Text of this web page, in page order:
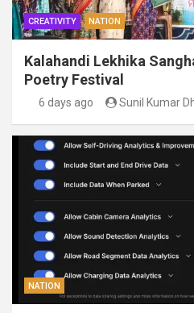
CREATIVITY NATION
Kalahandi Lekhika
Poetry Festival
6 days ago Sunil Kumar
NATION